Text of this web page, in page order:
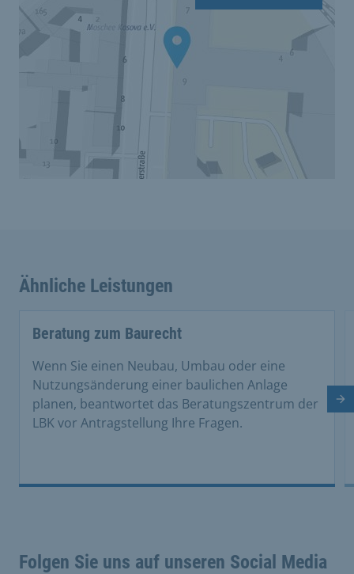
Ähnliche Leistungen
Beratung zum Baurecht
Wenn Sie einen Neubau, Umbau oder eine
Nutzungsänderung einer baulichen Anlage
planen, beantwortet das Beratungszentrum der
LBK vor Antragstellung Ihre Fragen.
Folgen Sie uns auf unseren Social Media